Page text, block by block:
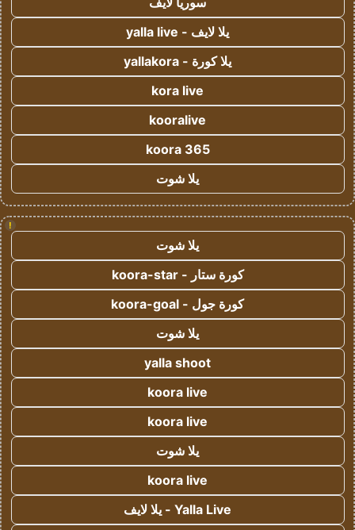
يلا لايف - yalla live
يلا كورة - yallakora
kora live
kooralive
koora 365
يلا شوت
!
يلا شوت
كورة ستار - koora-star
كورة جول - koora-goal
يلا شوت
yalla shoot
koora live
koora live
يلا شوت
koora live
Yalla Live - يلا لايف